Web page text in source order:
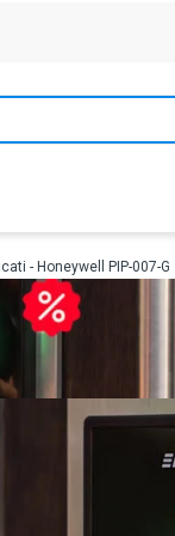
- Honeywell PIP-007-G